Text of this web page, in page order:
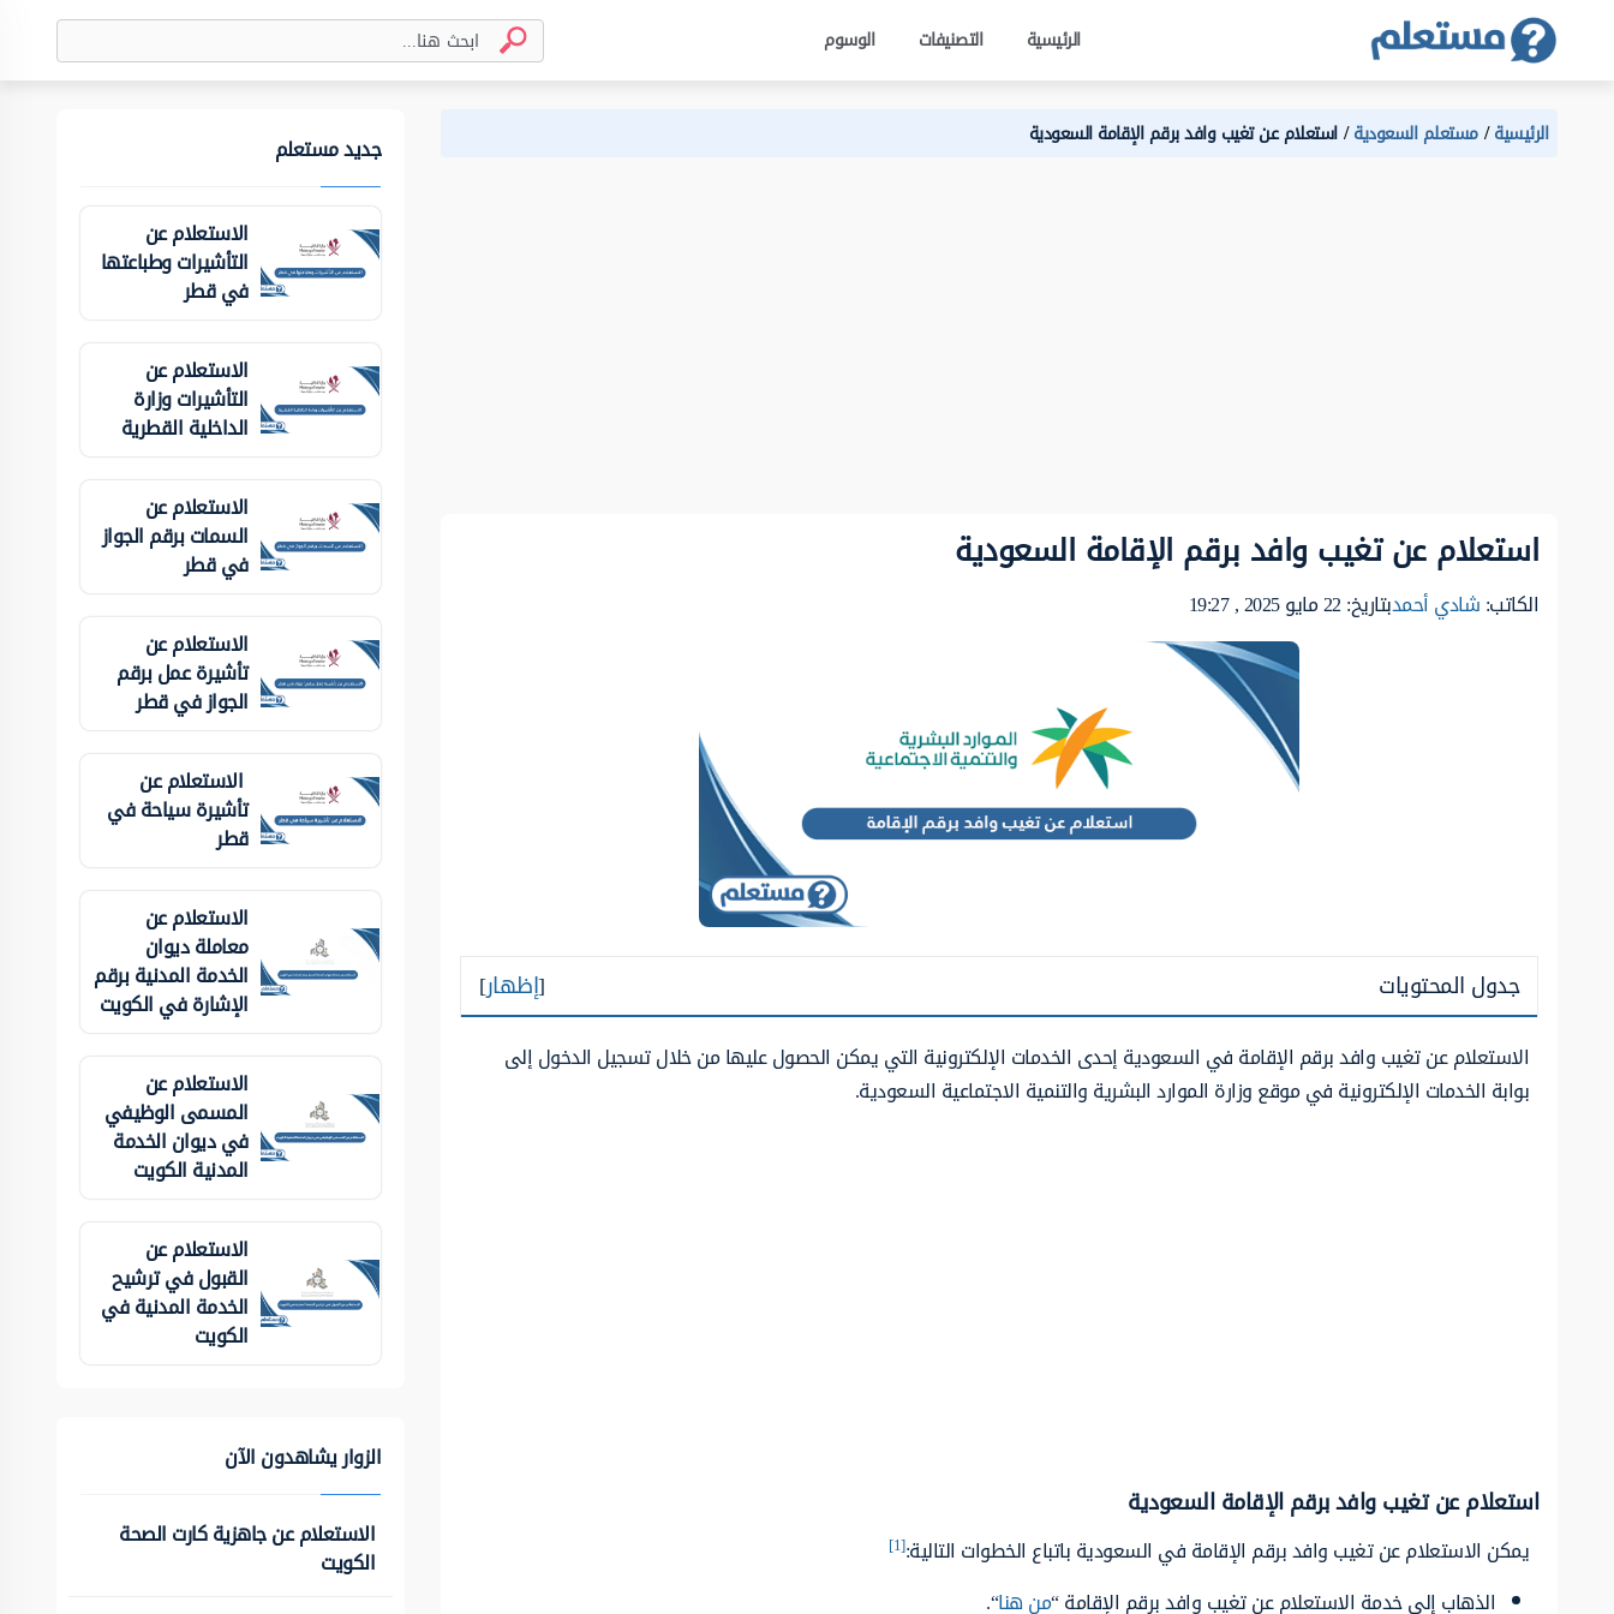
الرئيسية التصنيفات الوسوم
الرئيسية مستعلم السعودية استعلام عن تغيب وافد برقم الإقامة السعودية
استعلام عن تغيب وافد برقم الإقامة السعودية
الكاتب:شادي أحمدبتاريخ: 22 مايو 2025 , 19:27
جدول المحتويات [إظهار]
الاستعلام عن تغيب وافد برقم الإقامة في السعودية إحدى الخدمات الإلكترونية التي يمكن الحصول عليها من خلال تسجيل الدخول إلى
بوابة الخدمات الإلكترونية في موقع وزارة الموارد البشرية والتنمية الاجتماعية السعودية.
استعلام عن تغيب وافد برقم الإقامة السعودية
يمكن الاستعلام عن تغيب وافد برقم الإقامة في السعودية باتباع الخطوات التالية:[1]
الذهاب إلى خدمة الاستعلام عن تغيب وافد برقم الإقامة “من هنا“.
جديد مستعلم
الاستعلام عن
التأشيرات وطباعتها
في قطر
الاستعلام عن
التأشيرات وزارة
الداخلية ‏القطرية
الاستعلام عن
السمات برقم الجواز
في قطر
الاستعلام عن
تأشيرة عمل برقم
الجواز في قطر
الاستعلام عن
تأشيرة سياحة في
قطر
الاستعلام عن
معاملة ديوان
الخدمة المدنية برقم
الإشارة في الكويت
الاستعلام عن
المسمى الوظيفي
في ديوان الخدمة
المدنية الكويت
الاستعلام عن
القبول في ترشيح
الخدمة المدنية في
الكويت
الزوار يشاهدون الآن
الاستعلام عن جاهزية كارت الصحة
الكويت